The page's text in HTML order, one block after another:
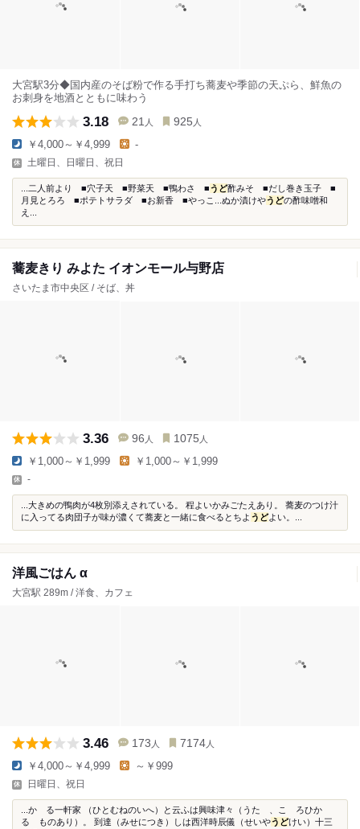
大宮駅3分◆国内産のそば粉で作る手打ち蕎麦や季節の天ぷら、鮮魚の
お刺身を地酒とともに味わう
3.18 21 人 925 人
￥4,000～￥4,999 -
土曜日、日曜日、祝日
...二人前より ■穴子天 ■野菜天 ■鴨わさ ■うど酢みそ ■だし巻き玉子 ■
月見とろろ ■ポテトサラダ ■お新香 ■やっこ...ぬか漬けやうどの酢味噌和
え...
蕎麦きり みよた イオンモール与野店
さいたま市中央区 / そば、丼
3.36 96 人 1075 人
￥1,000～￥1,999 ￥1,000～￥1,999
-
...大きめの鴨肉が4枚別添えされている。 程よいかみごたえあり。 蕎麦のつけ汁
に入ってる肉団子が味が濃くて蕎麦と一緒に食べるとちよ うどよい。...
洋風ごはん α
大宮駅 289m / 洋食、カフェ
3.46 173 人 7174 人
￥4,000～￥4,999 ～￥999
日曜日、祝日
...かゝる一軒家 （ひとむねのいへ）と云ふは興味津々（うたゝ、こゝろひか
るゝものあり）。 到達（みせにつき）しは西洋時辰儀（せいやうどけい）十三